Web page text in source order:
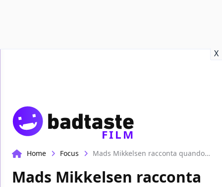
X
FILM
Home Focus Mads Mikkelsen racconta quando quasi rovinò Casinò Royale, la quarta stagione di Hannibal e il finale alternativo de Il sospetto
Mads Mikkelsen racconta